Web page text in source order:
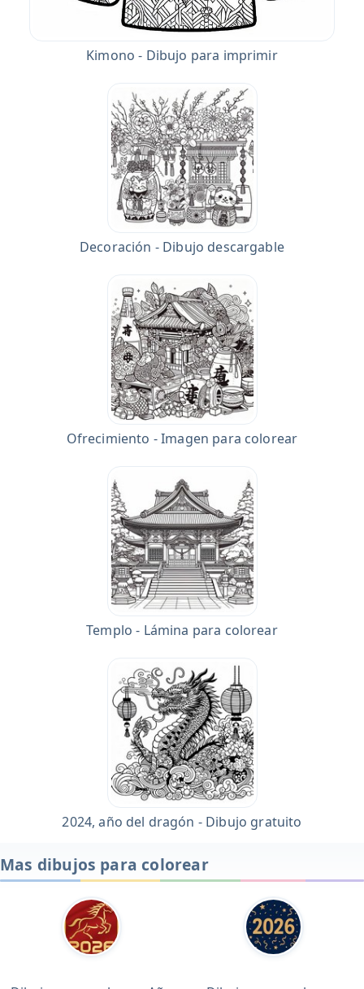
Kimono - Dibujo para imprimir
Decoración - Dibujo descargable
Ofrecimiento - Imagen para colorear
Templo - Lámina para colorear
2024, año del dragón - Dibujo gratuito
Mas dibujos para colorear